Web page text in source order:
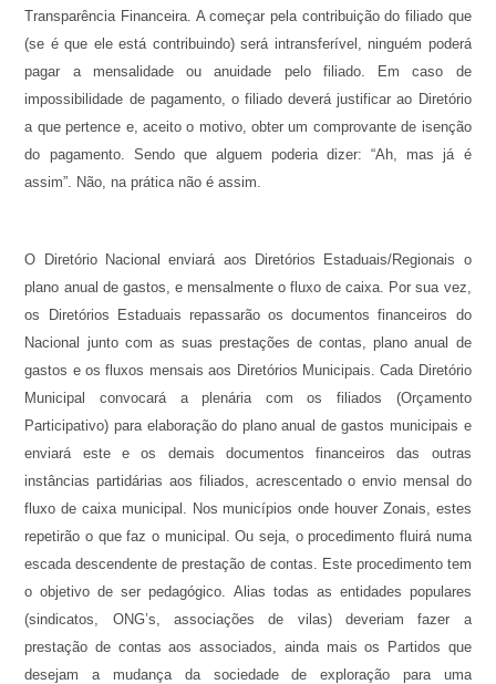
Transparência Financeira. A começar pela contribuição do filiado que
(se é que ele está contribuindo) será intransferível, ninguém poderá
pagar a mensalidade ou anuidade pelo filiado. Em caso de
impossibilidade de pagamento, o filiado deverá justificar ao Diretório
a que pertence e, aceito o motivo, obter um comprovante de isenção
do pagamento. Sendo que alguem poderia dizer: “Ah, mas já é
assim”. Não, na prática não é assim.
O Diretório Nacional enviará aos Diretórios Estaduais/Regionais o
plano anual de gastos, e mensalmente o fluxo de caixa. Por sua vez,
os Diretórios Estaduais repassarão os documentos financeiros do
Nacional junto com as suas prestações de contas, plano anual de
gastos e os fluxos mensais aos Diretórios Municipais. Cada Diretório
Municipal convocará a plenária com os filiados (Orçamento
Participativo) para elaboração do plano anual de gastos municipais e
enviará este e os demais documentos financeiros das outras
instâncias partidárias aos filiados, acrescentado o envio mensal do
fluxo de caixa municipal. Nos municípios onde houver Zonais, estes
repetirão o que faz o municipal. Ou seja, o procedimento fluirá numa
escada descendente de prestação de contas. Este procedimento tem
o objetivo de ser pedagógico. Alias todas as entidades populares
(sindicatos, ONG’s, associações de vilas) deveriam fazer a
prestação de contas aos associados, ainda mais os Partidos que
desejam a mudança da sociedade de exploração para uma